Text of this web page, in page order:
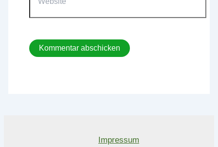
Impressum